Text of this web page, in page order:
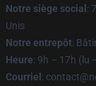
Notre siège social :
Unis
Notre entrepôt:
Heure: 9h – 17h (lu
Courriel :